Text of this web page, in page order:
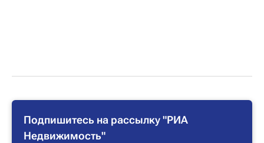
Подпишитесь на рассылку "РИА
Недвижимость"